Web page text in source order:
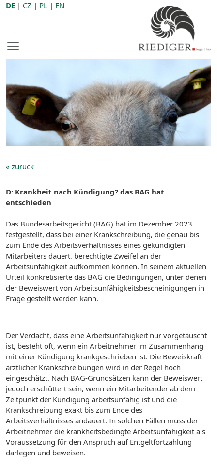
DE | CZ | PL | EN
« zurück
D: Krankheit nach Kündigung? das BAG hat
entschieden
Das Bundesarbeitsgericht (BAG) hat im Dezember 2023
festgestellt, dass bei einer Krankschreibung, die genau bis
zum Ende des Arbeitsverhältnisses eines gekündigten
Mitarbeiters dauert, berechtigte Zweifel an der
Arbeitsunfähigkeit aufkommen können. In seinem aktuellen
Urteil konkretisierte das BAG die Bedingungen, unter denen
der Beweiswert von Arbeitsunfähigkeitsbescheinigungen in
Frage gestellt werden kann.
Der Verdacht, dass eine Arbeitsunfähigkeit nur vorgetäuscht
ist, besteht oft, wenn ein Arbeitnehmer im Zusammenhang
mit einer Kündigung krankgeschrieben ist. Die Beweiskraft
ärztlicher Krankschreibungen wird in der Regel hoch
eingeschätzt. Nach BAG-Grundsätzen kann der Beweiswert
jedoch erschüttert sein, wenn ein Mitarbeitender ab dem
Zeitpunkt der Kündigung arbeitsunfähig ist und die
Krankschreibung exakt bis zum Ende des
Arbeitsverhältnisses andauert. In solchen Fällen muss der
Arbeitnehmer die krankheitsbedingte Arbeitsunfähigkeit als
Voraussetzung für den Anspruch auf Entgeltfortzahlung
darlegen und beweisen.